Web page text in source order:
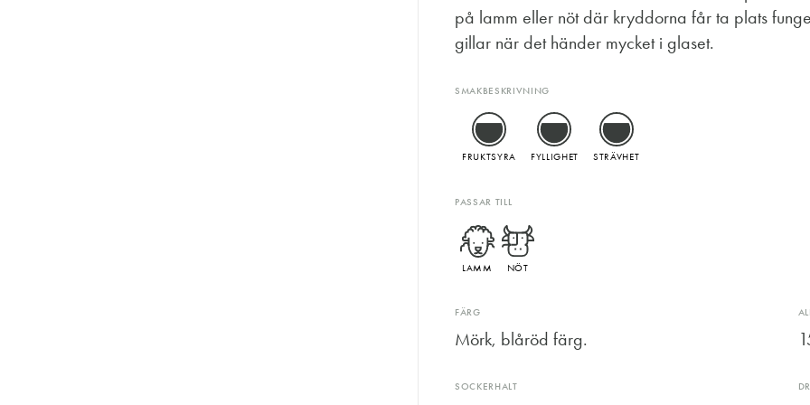
på lamm eller nöt där kryddorna får ta plats
gillar när det händer mycket i glaset.
SMAKBESKRIVNING
FRUKTSYRA FYLLIGHET STRÄVHET
PASSAR TILL
LAMM NÖT
FÄRG
Mörk, blåröd färg.
SOCKERHALT